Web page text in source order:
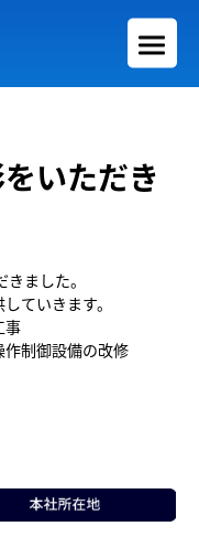
いただき
ました。
ていきます。
事
制御設備の改修